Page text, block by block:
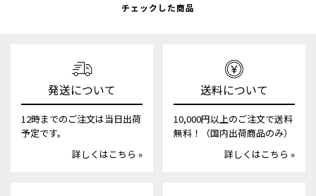
チェックした商品
発送について
12時までのご注文は当日出荷
予定です。
詳しくはこちら »
送料について
10,000円以上のご注文で送料
無料！（国内出荷商品のみ）
詳しくはこちら »